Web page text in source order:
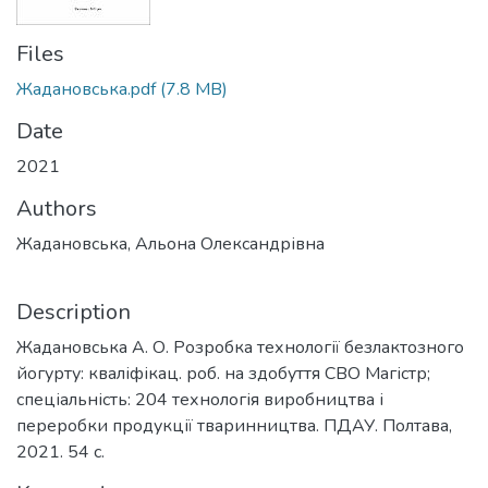
Files
Жадановська.pdf(7.8 MB)
Date
2021
Authors
Жадановська, Альона Олександрівна
Description
Жадановська А. О. Розробка технології безлактозного
йогурту: кваліфікац. роб. на здобуття СВО Магістр;
спеціальність: 204 технологія виробництва і
переробки продукції тваринництва. ПДАУ. Полтава,
2021. 54 с.